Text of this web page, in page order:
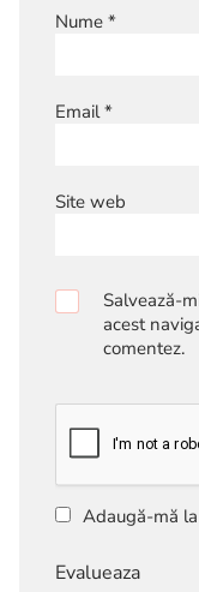
Nume *
Email*
Site web
Salvează-
acest
comentez.
Adaugă-mă
Evalueaza